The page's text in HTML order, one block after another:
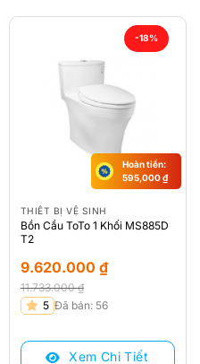
-18%
Hoàn tiền:
595,000₫
THIẾT BỊ VỆ SINH
Bồn Cầu ToTo 1 Khối MS885D
T2
11.733.000₫
Giá
là:
11.733.000 ₫.
9.620.000 ₫
Giá
tại
5 Đã bán: 56
Xem Chi Tiết